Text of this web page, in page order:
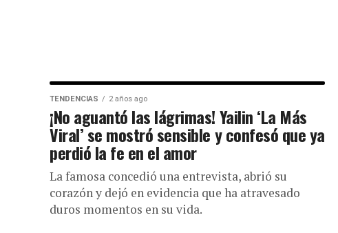
TENDENCIAS 2 años ago
¡No aguantó las lágrimas! Yailin ‘La Más
Viral’ se mostró sensible y confesó que ya
perdió la fe en el amor
La famosa concedió una entrevista, abrió su
corazón y dejó en evidencia que ha atravesado
duros momentos en su vida.